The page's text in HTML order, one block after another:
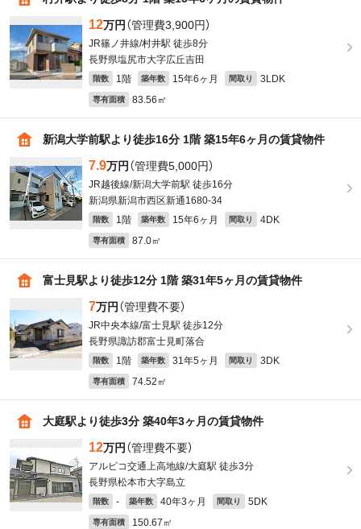
12万円 （管理費3,900円）
JR篠ノ井線/村井駅 徒歩8分
長野県塩尻市大字広丘吉田
階数 1階 築年数 15年6ヶ月 間取り 3LDK
専有面積 83.56㎡
新潟大学前駅より徒歩16分 1階 築15年6ヶ月の賃貸物件
7.9万円 （管理費5,000円）
JR越後線/新潟大学前駅 徒歩16分
新潟県新潟市西区新通1680-34
階数 1階 築年数 15年6ヶ月 間取り 4DK
専有面積 87.0㎡
富士見駅より徒歩12分 1階 築31年5ヶ月の賃貸物件
7万円 （管理費不要）
JR中央本線/富士見駅 徒歩12分
長野県諏訪郡富士見町落合
階数 1階 築年数 31年5ヶ月 間取り 3DK
専有面積 74.52㎡
大庭駅より徒歩3分 築40年3ヶ月の賃貸物件
12万円 （管理費不要）
アルピコ交通上高地線/大庭駅 徒歩3分
長野県松本市大字島立
階数 - 築年数 40年3ヶ月 間取り 5DK
専有面積 150.67㎡